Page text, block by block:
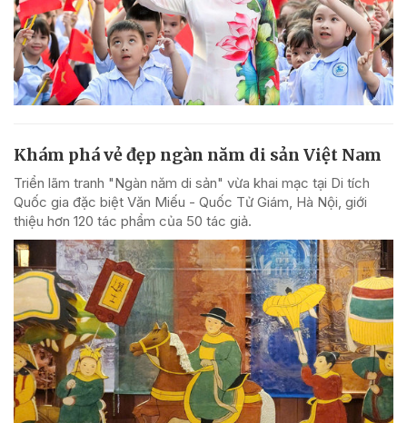
Khám phá vẻ đẹp ngàn năm di sản Việt Nam
Triển lãm tranh "Ngàn năm di sản" vừa khai mạc tại Di tích
Quốc gia đặc biệt Văn Miếu - Quốc Tử Giám, Hà Nội, giới
thiệu hơn 120 tác phẩm của 50 tác giả.